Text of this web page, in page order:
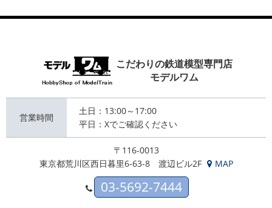
こだわりの鉄道模型専門店
モデルワム
営業時間
土日：13:00～17:00
平日：Xでご確認ください
〒116-0013
東京都荒川区西日暮里6-63-8 渡辺ビル2F
MAP
03-5692-7444